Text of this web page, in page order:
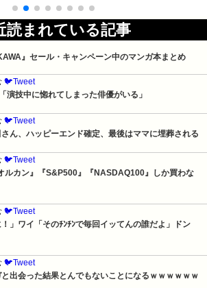
読まれている記事
』セール・キャンペーン中のマンガ本まとめ
🐦Tweet
演技中に惚れてしまった俳優がいる」
🐦Tweet
さん、ハッピーエンド確定、最後はママに埋葬される
🐦Tweet
ルカン』『S&P500』『NASDAQ100』しか買わな
🐦Tweet
」ワイ「そのﾁﾝﾁﾝで毎回イッてんの誰だよ」ドン
🐦Tweet
と出会った結果とんでもないことになるｗｗｗｗｗｗ